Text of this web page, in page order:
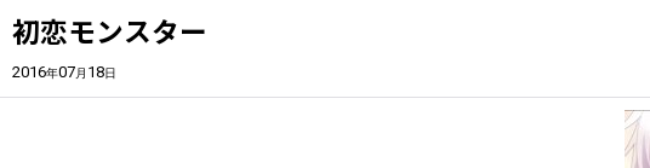
初恋モンスター
2016年07月 18日